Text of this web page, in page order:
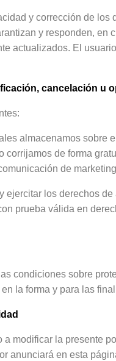
y corrección de
y responden,
actualizados. El
cancelación u
almacenamos sobre
corrijamos de forma
de
ejercitar los derechos
prueba válida en
condiciones sobre
la forma y para las
modificar la presente
anunciará en esta